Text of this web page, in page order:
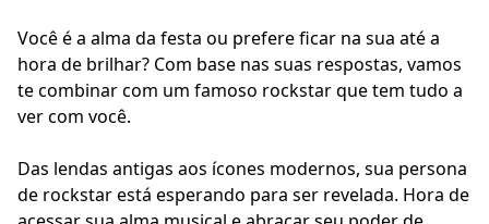
Você é a alma da festa ou prefere ficar na sua até a
hora de brilhar? Com base nas suas respostas, vamos
te combinar com um famoso rockstar que tem tudo a
ver com você.
Das lendas antigas aos ícones modernos, sua persona
de rockstar está esperando para ser revelada. Hora de